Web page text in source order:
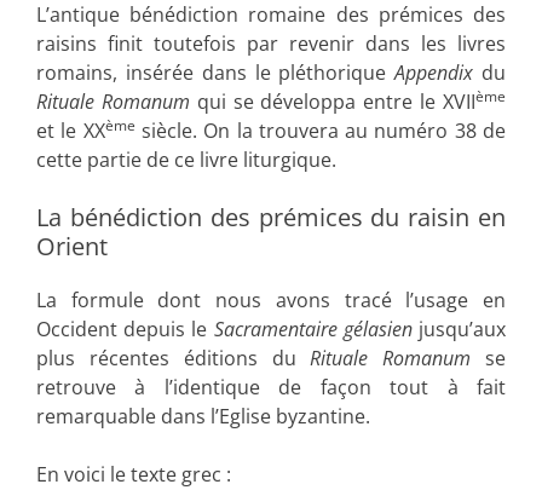
L’antique bénédiction romaine des prémices des
raisins finit toutefois par revenir dans les livres
romains, insérée dans le pléthoriqueAppendix du
Rituale Romanum qui se développa entre le XVIIème
et le XXème siècle. On la trouvera au numéro 38 de
cette partie de ce livre liturgique.
La bénédiction des prémices du raisin en
Orient
La formule dont nous avons tracé l’usage en
Occident depuis le Sacramentaire gélasienjusqu’aux
plus récentes éditions duRituale Romanum se
retrouve à l’identique de façon tout à fait
remarquable dans l’Eglise byzantine.
En voici le texte grec :